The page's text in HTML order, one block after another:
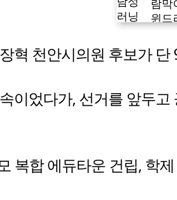
혁 천안시의원 후보가
이었다가, 선거를 앞두
복합 에듀타운 건립, 학